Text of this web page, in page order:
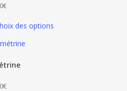
des options
€
€